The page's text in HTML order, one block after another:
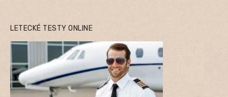
LETECKÉ TESTY ONLINE